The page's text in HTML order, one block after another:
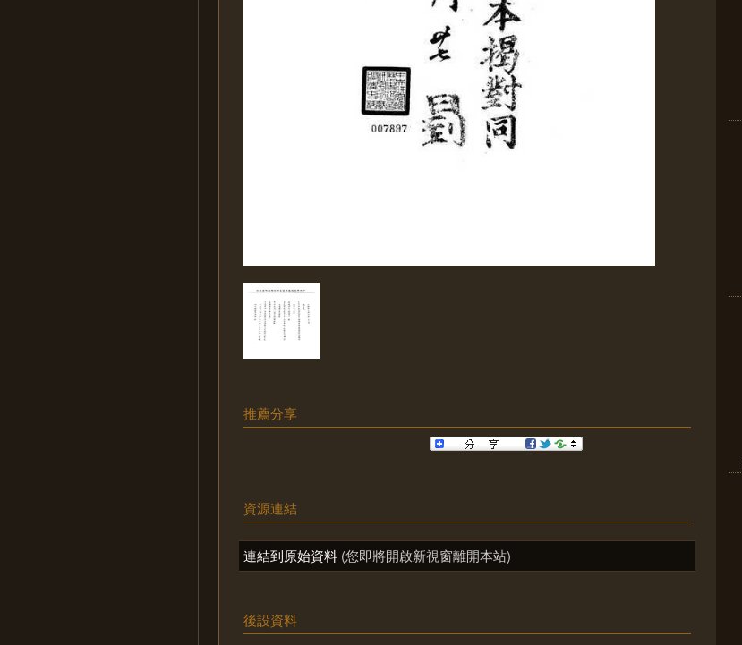
推薦分享
資源連結
連結到原始資料 (您即將開啟新視窗離開本站)
後設資料